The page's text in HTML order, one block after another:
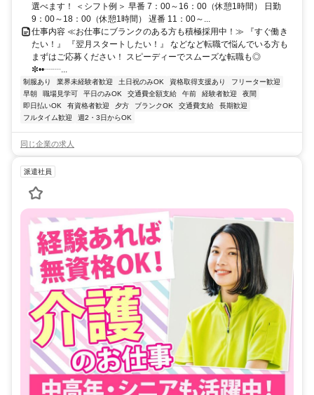
選べます！ ＜シフト例＞ 早番 7：00～16：00（休憩1時間） 日勤
9：00～18：00（休憩1時間） 遅番 11：00～...
仕事内容 ≪お仕事にブランクのある方も積極採用中！≫ 『すぐ働き
たい！』 『翌月スタートしたい！』 などなど転職で悩んでいる方も
まずはご応募ください！ スピーディーでスムーズな転職も◎
✼••┈┈...
制服あり 業界未経験者歓迎 土日祝のみOK 資格取得支援あり
フリーター歓迎
早朝
職場見学可 平日のみOK 交通費全額支給 午前 経験者歓迎
夜間
即日払いOK
有資格者歓迎 夕方 ブランクOK 交通費支給
長期歓迎
フルタイム歓迎
週2・3日からOK
同じ企業の求人
派遣社員